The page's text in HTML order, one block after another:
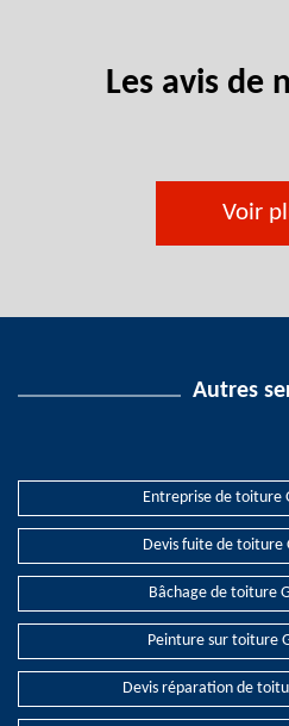
Les avis de
Voir
Autres
Entreprise de toiture
Devis fuite de toiture
Bâchage de toiture
Peinture sur toiture
Devis réparation de